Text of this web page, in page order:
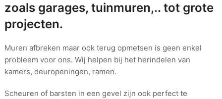
zoals garages, tuinmuren,.. tot grote
projecten.
Muren afbreken maar ook terug opmetsen is geen enkel
probleem voor ons. Wij helpen bij het herindelen van
kamers, deuropeningen, ramen.
Scheuren of barsten in een gevel zijn ook perfect te